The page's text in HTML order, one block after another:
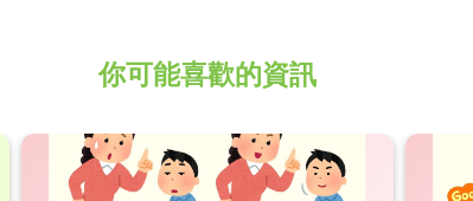
你可能喜歡的資訊